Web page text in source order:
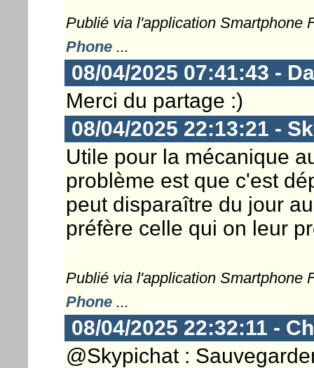
Publié via l'application Smartphone
Phone...
08/04/2025 07:41:43 -
Merci du partage :)
08/04/2025 22:13:21 -
Utile pour la mécanique
problème est que c'est
peut disparaître du jour
préfère celle qui on leur
Publié via l'application Smartphone
Phone...
08/04/2025 22:32:11 -
@Skypichat :